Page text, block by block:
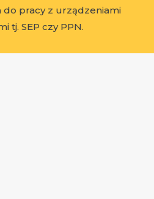
do pracy z urządzeniami
tj. SEP czy PPN.